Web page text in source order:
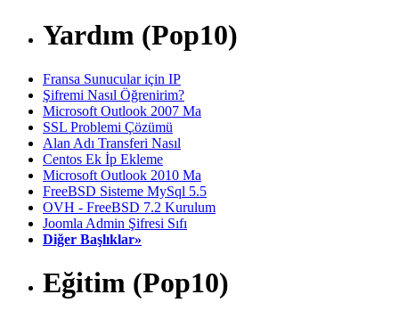
Yardım (Pop10)
Fransa Sunucular için IP
Şifremi Nasıl Öğrenirim?
Microsoft Outlook 2007 Ma
SSL Problemi Çözümü
Alan Adı Transferi Nasıl
Centos Ek İp Ekleme
Microsoft Outlook 2010 Ma
FreeBSD Sisteme MySql 5.5
OVH - FreeBSD 7.2 Kurulum
Joomla Admin Şifresi Sıfı
Diğer Başlıklar»
Eğitim (Pop10)